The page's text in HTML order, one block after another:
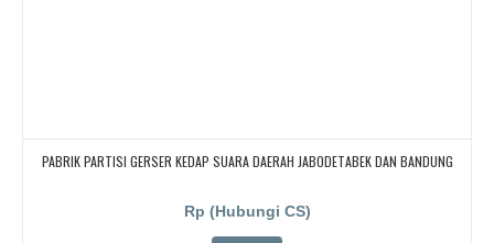
PABRIK PARTISI GERSER KEDAP SUARA DAERAH JABODETABEK DAN BANDUNG
Rp (Hubungi CS)